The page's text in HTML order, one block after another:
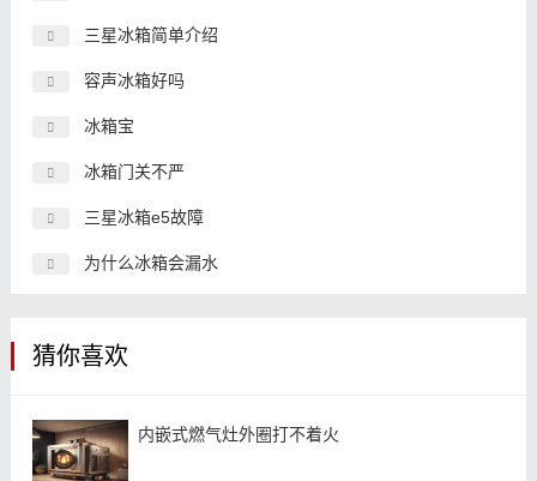
三星冰箱简单介绍
容声冰箱好吗
冰箱宝
冰箱门关不严
三星冰箱e5故障
为什么冰箱会漏水
猜你喜欢
内嵌式燃气灶外圈打不着火